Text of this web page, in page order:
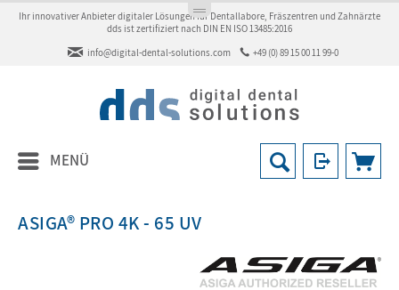
Ihr innovativer Anbieter digitaler Lösungen für Dentallabore, Fräszentren und Zahnärzte
dds ist zertifiziert nach DIN EN ISO 13485:2016
info@digital-dental-solutions.com
+49 (0) 89 15 00 11 99-0
MENÜ
ASIGA® PRO 4K - 65 UV